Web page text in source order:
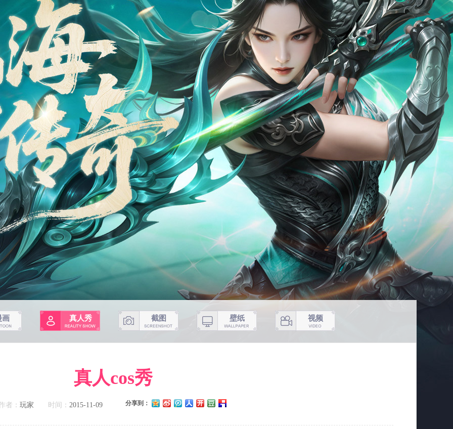
画 真人秀 截图 壁纸 视频
真人cos秀
者： 玩家 时间： 2015-11-09 分享到：